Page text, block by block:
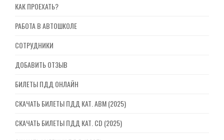
КАК ПРОЕХАТЬ?
РАБОТА В АВТОШКОЛЕ
СОТРУДНИКИ
ДОБАВИТЬ ОТЗЫВ
БИЛЕТЫ ПДД ОНЛАЙН
СКАЧАТЬ БИЛЕТЫ ПДД КАТ. ABM (2025)
СКАЧАТЬ БИЛЕТЫ ПДД КАТ. CD (2025)